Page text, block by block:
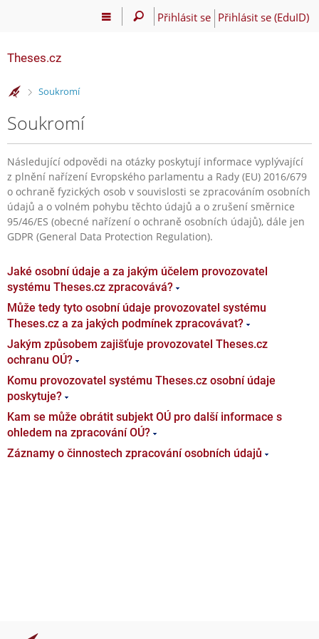
Přihlásit se Přihlásit se (EduID)
Theses.cz
>
Soukromí
Soukromí
Následující odpovědi na otázky poskytují informace vyplývající
z plnění nařízení Evropského parlamentu a Rady (EU) 2016/679
o ochraně fyzických osob v souvislosti se zpracováním osobních
údajů a o volném pohybu těchto údajů a o zrušení směrnice
95/46/ES (obecné nařízení o ochraně osobních údajů), dále jen
GDPR (General Data Protection Regulation).
Jaké osobní údaje a za jakým účelem provozovatel
systému Theses.cz zpracovává?
Může tedy tyto osobní údaje provozovatel systému
Theses.cz a za jakých podmínek zpracovávat?
Jakým způsobem zajišťuje provozovatel Theses.cz
ochranu OÚ?
Komu provozovatel systému Theses.cz osobní údaje
poskytuje?
Kam se může obrátit subjekt OÚ pro další informace s
ohledem na zpracování OÚ?
Záznamy o činnostech zpracování osobních údajů